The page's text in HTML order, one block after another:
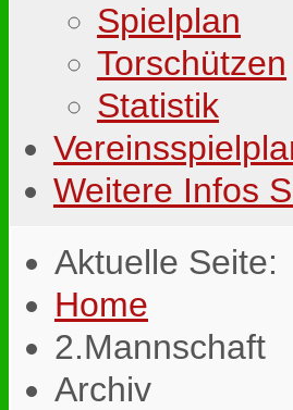
Spielplan
Torschützen
Statistik
Weitere Infos
Aktuelle Seite:
Home
2.Mannschaft
Archiv